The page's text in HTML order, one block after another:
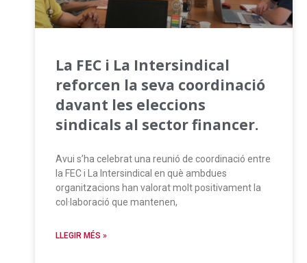
La FEC i La Intersindical
reforcen la seva coordinació
davant les eleccions
sindicals al sector financer.
Avui s’ha celebrat una reunió de coordinació entre
la FEC i La Intersindical en què ambdues
organitzacions han valorat molt positivament la
col·laboració que mantenen,
LLEGIR MÉS »